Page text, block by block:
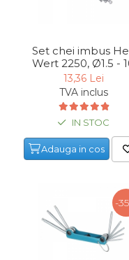
Set chei imbus
Wert 2250, Ø1.5 -
mm, 9 piese
13,36 Lei
TVA inclus
IN STOC
Adauga in cos
-